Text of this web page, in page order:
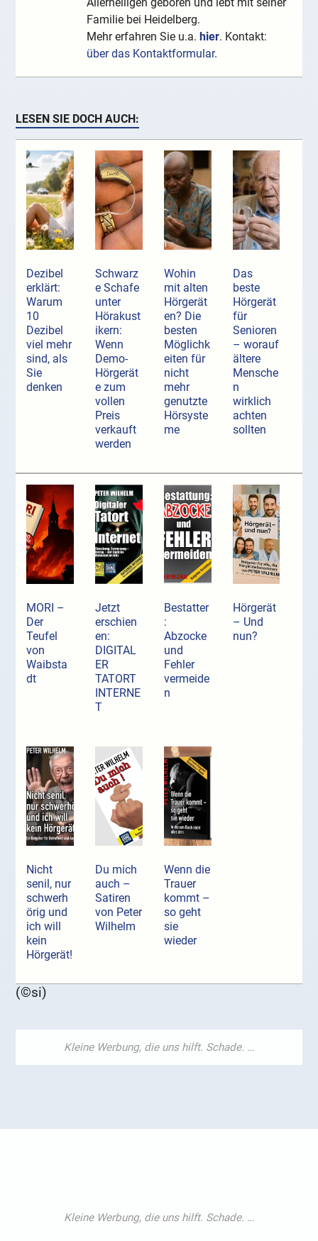
Familie bei Heidelberg.
Mehr erfahren Sie u.a.hier. Kontakt:
über das Kontaktformular.
LESEN SIE DOCH AUCH:
Dezibel
erklärt:
Warum
10
Dezibel
viel mehr
sind, als
Sie
denken
Schwarz
e Schafe
unter
Hörakust
ikern:
Wenn
Demo-
Hörgerät
e zum
vollen
Preis
verkauft
werden
Wohin
mit alten
Hörgerät
en? Die
besten
Möglichk
eiten für
nicht
mehr
genutzte
Hörsyste
me
Das
beste
Hörgerät
für
Senioren
– worauf
ältere
Mensche
n
wirklich
achten
sollten
MORI –
Der
Teufel
von
Waibsta
dt
Jetzt
erschien
en:
DIGITAL
ER
TATORT
INTERNE
T
Bestatter
:
Abzocke
und
Fehler
vermeide
n
Hörgerät
– Und
nun?
Nicht
senil, nur
schwerh
örig und
ich will
kein
Hörgerät!
Du mich
auch –
Satiren
von Peter
Wilhelm
Wenn die
Trauer
kommt –
so geht
sie
wieder
(©si)